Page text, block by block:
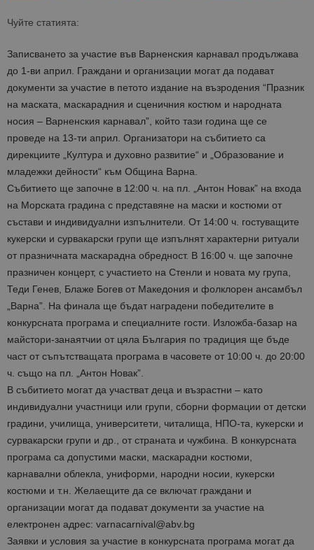
Чуйте статията:
Записването за участие във Варненския карнавал продължава
до 1-ви април. Граждани и организации могат да подават
документи за участие в петото издание на възродения “Празник
на маската, маскарадния и сценичния костюм и народната
носия – Варненския карнавал”, който тази година ще се
проведе на 13-ти април. Организатори на събитието са
дирекциите „Култура и духовно развитие“ и „Образование и
младежки дейности“ към Община Варна.
Събитието ще започне в 12:00 ч. на пл. „Антон Новак” на входа
на Морската градина с представяне на маски и костюми от
състави и индивидуални изпълнители. От 14:00 ч. гостуващите
кукерски и сурвакарски групи ще изпълнят характерни ритуали
от празничната маскарадна обредност. В 16:00 ч. ще започне
празничен концерт, с участието на Стенли и новата му група,
Теди Генев, Блаже Богев от Македония и фолклорен ансамбъл
„Варна”. На финала ще бъдат наградени победителите в
конкурсната програма и специалните гости. Изложба-базар на
майстори-занаятчии от цяла България по традиция ще бъде
част от съпътстващата програма в часовете от 10:00 ч. до 20:00
ч. също на пл. „Антон Новак”.
В събитието могат да участват деца и възрастни – като
индивидуални участници или групи, сборни формации от детски
градини, училища, университети, читалища, НПО-та, кукерски и
сурвакарски групи и др., от страната и чужбина. В конкурсната
програма са допустими маски, маскарадни костюми,
карнавални облекла, униформи, народни носии, кукерски
костюми и т.н. Желаещите да се включат граждани и
организации могат да подават документи за участие на
електронен адрес: varnacarnival@abv.bg
Заявки и условия за участие в конкурсната програма могат да